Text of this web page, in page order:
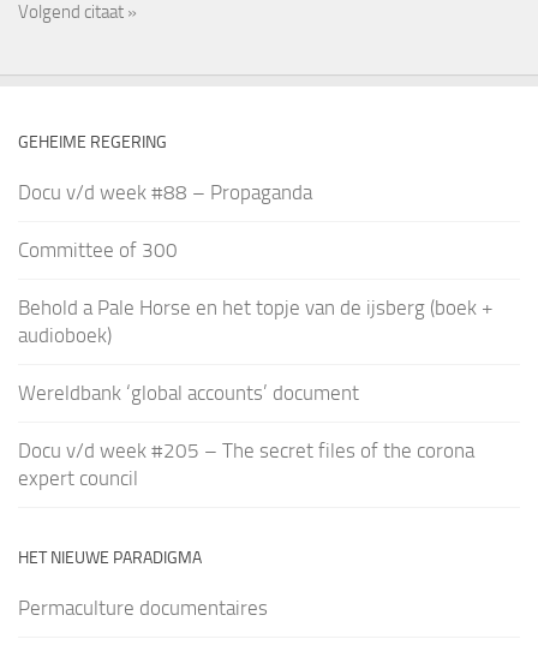
Volgend citaat »
GEHEIME REGERING
Docu v/d week #88 – Propaganda
Committee of 300
Behold a Pale Horse en het topje van de ijsberg (boek +
audioboek)
Wereldbank ‘global accounts’ document
Docu v/d week #205 – The secret files of the corona
expert council
HET NIEUWE PARADIGMA
Permaculture documentaires